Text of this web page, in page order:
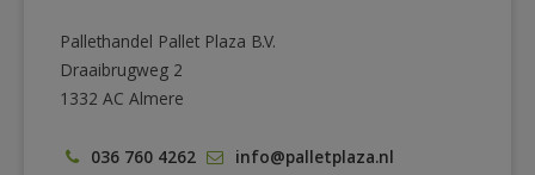
Pallethandel Pallet Plaza B.V.
Draaibrugweg 2
1332 AC Almere
036 760 4262 info@palletplaza.nl